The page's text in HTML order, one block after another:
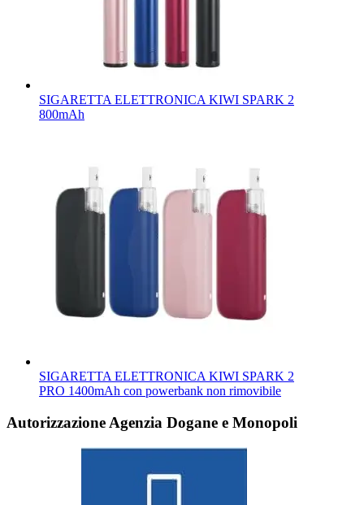
SIGARETTA ELETTRONICA KIWI SPARK 2
800mAh
SIGARETTA ELETTRONICA KIWI SPARK 2
PRO 1400mAh con powerbank non rimovibile
Autorizzazione Agenzia Dogane e Monopoli